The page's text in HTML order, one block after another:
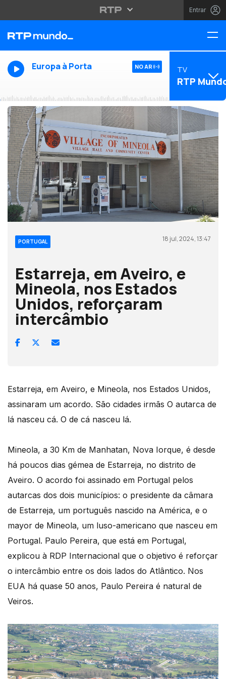
Entrar
Europa à Porta NO AR TV
RTP
PORTUGAL 18 jul, 2024, 13:47
Estarreja, em Aveiro, e
Mineola, nos Estados
Unidos, reforçaram
intercâmbio
Estarreja, em Aveiro, e Mineola, nos Estados Unidos,
assinaram um acordo. São cidades irmãs O autarca de
lá nasceu cá. O de cá nasceu lá.
Mineola, a 30 Km de Manhatan, Nova Iorque, é desde
há poucos dias gémea de Estarreja, no distrito de
Aveiro. O acordo foi assinado em Portugal pelos
autarcas dos dois municípios: o presidente da câmara
de Estarreja, um português nascido na América, e o
mayor de Mineola, um luso-americano que nasceu em
Portugal. Paulo Pereira, que está em Portugal,
explicou à RDP Internacional que o objetivo é reforçar
o intercâmbio entre os dois lados do Atlântico. Nos
EUA há quase 50 anos, Paulo Pereira é natural de
Veiros.